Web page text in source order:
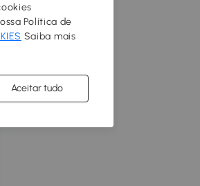
Política de
Saiba mais
Aceitar tudo